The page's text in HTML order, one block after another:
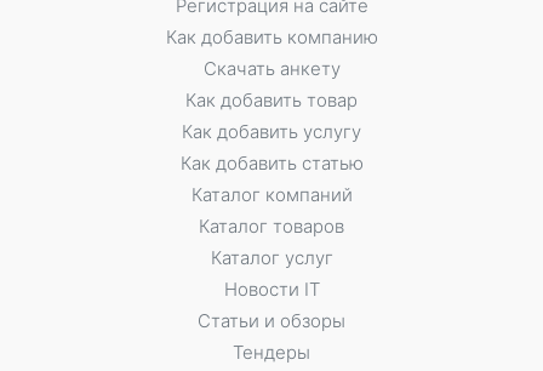
Регистрация на сайте
Как добавить компанию
Скачать анкету
Как добавить товар
Как добавить услугу
Как добавить статью
Каталог компаний
Каталог товаров
Каталог услуг
Новости IT
Статьи и обзоры
Тендеры